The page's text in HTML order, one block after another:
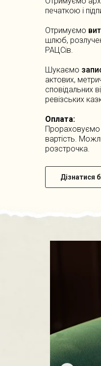
печаткою і
Отримуємо
шлюб,
РАЦСів.
Шукаємо
актових,
сповідальних
ревізських
Оплата:
Прораховуємо
вартість.
розстрочка.
Дізнатися